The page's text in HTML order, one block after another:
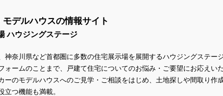
デルハウスの情報サイト
ハウジングステージ
神奈川県など首都圏に多数の住宅展示場を展開するハウジングステー
ォームのことまで、戸建て住宅についてのお悩み・ご要望にお応えい
ーのモデルハウスへのご見学・ご相談をはじめ、土地探しや間取り作
立つ機能も満載。